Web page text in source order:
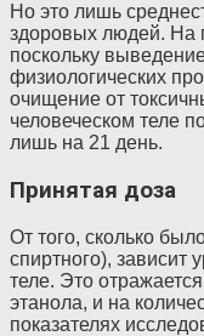
Но это лишь
здоровых людей. На
поскольку
физиологических
очищение от
человеческом теле
лишь на 21 день.
Принятая доза
От того, сколько
спиртного), зависит
теле. Это
этанола, и на
показателях